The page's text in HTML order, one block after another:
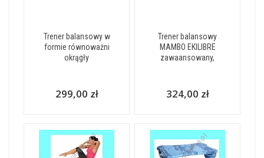
Trener balansowy w
formie równoważni
okrągły
299,00 zł
Trener balansowy
MAMBO EKILIBRE
zawaansowany,
324,00 zł